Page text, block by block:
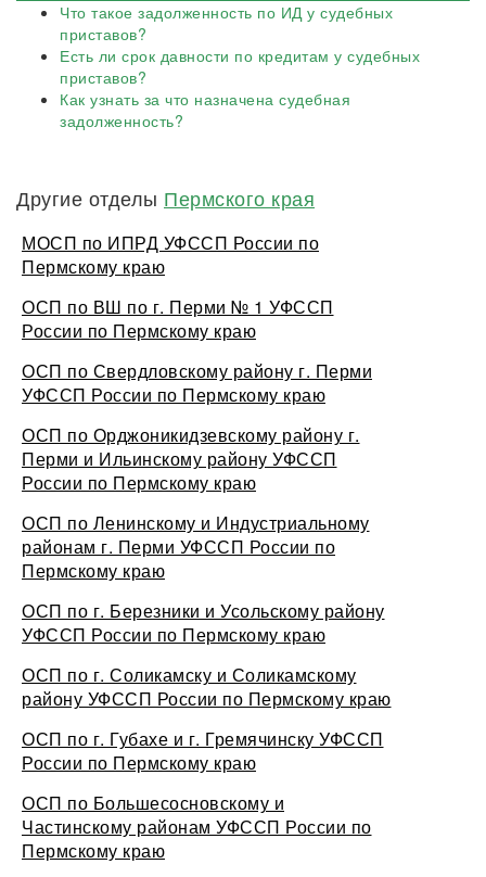
Что такое задолженность по ИД у судебных
приставов?
Есть ли срок давности по кредитам у судебных
приставов?
Как узнать за что назначена судебная
задолженность?
Другие отделы Пермского края
МОСП по ИПРД УФССП России по
Пермскому краю
ОСП по ВШ по г. Перми № 1 УФССП
России по Пермскому краю
ОСП по Свердловскому району г. Перми
УФССП России по Пермскому краю
ОСП по Орджоникидзевскому району г.
Перми и Ильинскому району УФССП
России по Пермскому краю
ОСП по Ленинскому и Индустриальному
районам г. Перми УФССП России по
Пермскому краю
ОСП по г. Березники и Усольскому району
УФССП России по Пермскому краю
ОСП по г. Соликамску и Соликамскому
району УФССП России по Пермскому краю
ОСП по г. Губахе и г. Гремячинску УФССП
России по Пермскому краю
ОСП по Большесосновскому и
Частинскому районам УФССП России по
Пермскому краю